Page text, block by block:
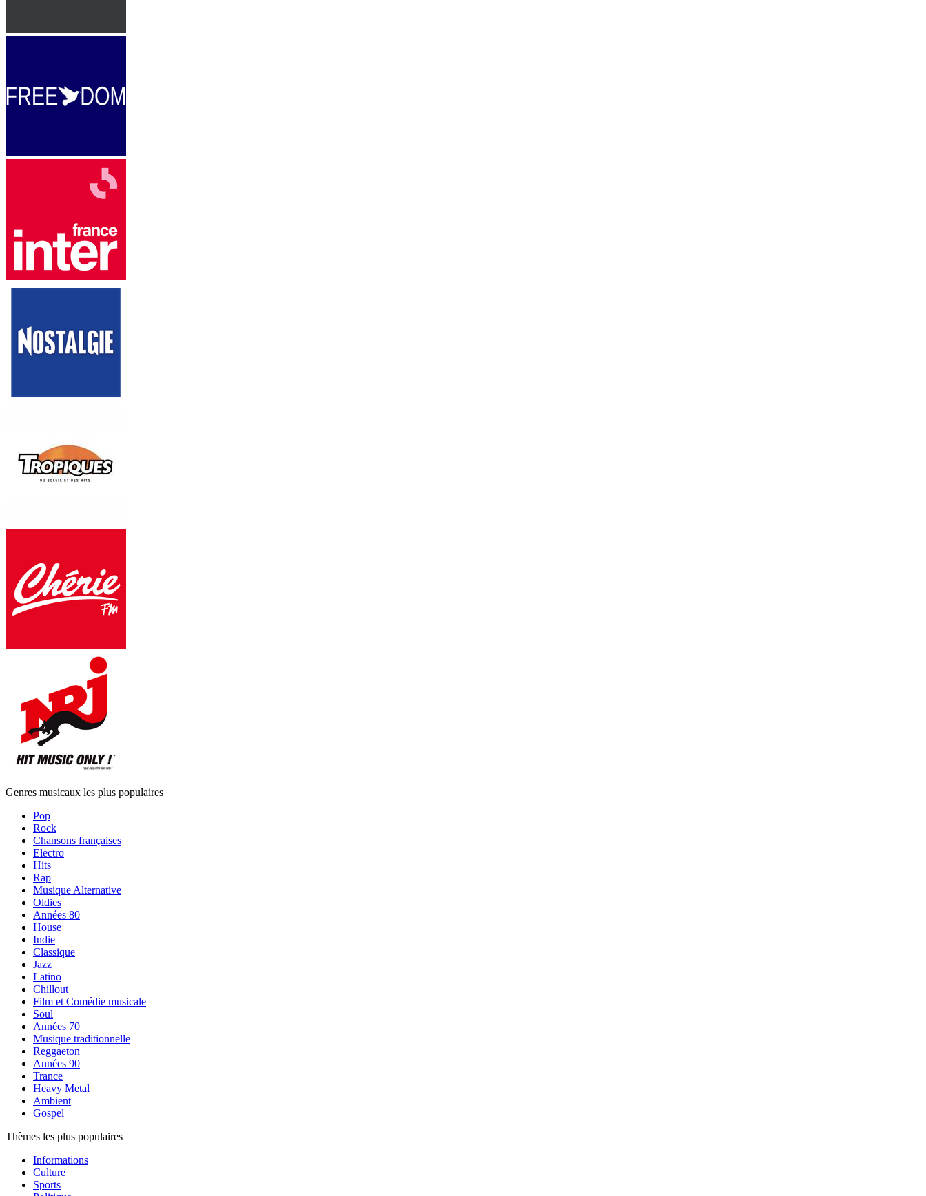
Genres musicaux les plus populaires
Pop
Rock
Chansons françaises
Electro
Hits
Rap
Musique Alternative
Oldies
Années 80
House
Indie
Classique
Jazz
Latino
Chillout
Film et Comédie musicale
Soul
Années 70
Musique traditionnelle
Reggaeton
Années 90
Trance
Heavy Metal
Ambient
Gospel
Thèmes les plus populaires
Informations
Culture
Sports